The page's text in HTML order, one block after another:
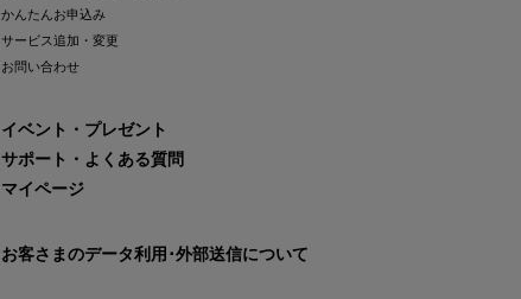
かんたんお申込み
サービス追加・変更
お問い合わせ
イベント・プレゼント
サポート・よくある質問
マイページ
お客さまのデータ利用･外部送信について